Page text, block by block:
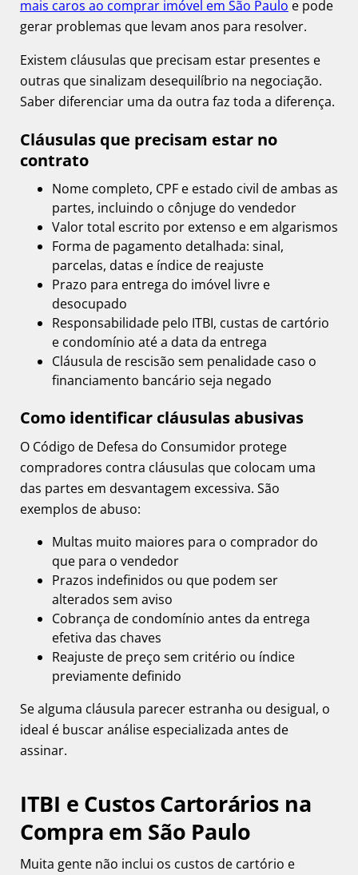
mais caros ao comprar imóvel em São Paulo e pode
gerar problemas que levam anos para resolver.
Existem cláusulas que precisam estar presentes e
outras que sinalizam desequilíbrio na negociação.
Saber diferenciar uma da outra faz toda a diferença.
Cláusulas que precisam estar no
contrato
Nome completo, CPF e estado civil de ambas as
partes, incluindo o cônjuge do vendedor
Valor total escrito por extenso e em algarismos
Forma de pagamento detalhada: sinal,
parcelas, datas e índice de reajuste
Prazo para entrega do imóvel livre e
desocupado
Responsabilidade pelo ITBI, custas de cartório
e condomínio até a data da entrega
Cláusula de rescisão sem penalidade caso o
financiamento bancário seja negado
Como identificar cláusulas abusivas
O Código de Defesa do Consumidor protege
compradores contra cláusulas que colocam uma
das partes em desvantagem excessiva. São
exemplos de abuso:
Multas muito maiores para o comprador do
que para o vendedor
Prazos indefinidos ou que podem ser
alterados sem aviso
Cobrança de condomínio antes da entrega
efetiva das chaves
Reajuste de preço sem critério ou índice
previamente definido
Se alguma cláusula parecer estranha ou desigual, o
ideal é buscar análise especializada antes de
assinar.
ITBI e Custos Cartorários na
Compra em São Paulo
Muita gente não inclui os custos de cartório e